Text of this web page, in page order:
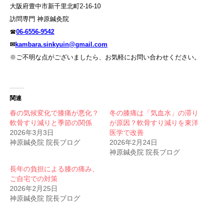
大阪府豊中市新千里北町2-16-10
訪問専門 神原鍼灸院
☎06-6556-9542
✉kambara.sinkyuin@gmail.com
※ご不明な点がございましたら、お気軽にお問い合わせください。
関連
春の気候変化で膝痛が悪化？
軟骨すり減りと季節の関係
2026年3月3日
神原鍼灸院 院長ブログ
冬の膝痛は「気血水」の滞り
が原因？軟骨すり減りを東洋
医学で改善
2026年2月24日
神原鍼灸院 院長ブログ
長年の負担による膝の痛み、
ご自宅での対策
2026年2月25日
神原鍼灸院 院長ブログ